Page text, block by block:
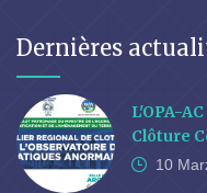
Dernières
L'OPA-
Clôture
10